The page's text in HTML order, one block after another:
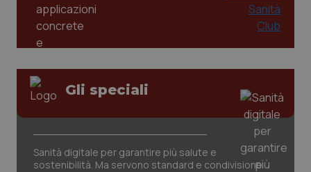
Gli speciali
Sanità digitale per garantire più salute e
sostenibilità. Ma servono standard e condivisione
session-id
www.quotidianosanita.it
_ga